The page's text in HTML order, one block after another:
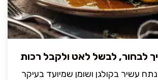
לבחור, לבשל לאט ולקבל רכות
עשיר בקולגן ושומן שמיועד בעיקר